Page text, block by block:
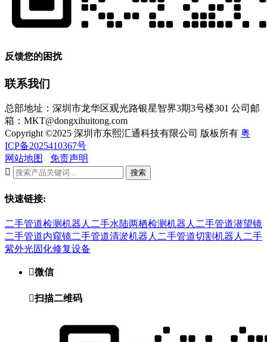
反馈您的困扰
联系我们
总部地址：深圳市龙华区观光路银星智界3期3号楼301 公司邮
箱：MKT@dongxihuitong.com
Copyright ©2025 深圳市东熙汇通科技有限公司 版板所有 粤
ICP备2025410367号
网站地图
免责声明

搜索
快速链接:
二手管道检测机器人 二手水陆两栖检测机器人 二手管道潜望镜
二手管道内窥镜二手管道清淤机器人 二手管道切割机器人 二手
紫外光固化修复设备
微信
扫描二维码